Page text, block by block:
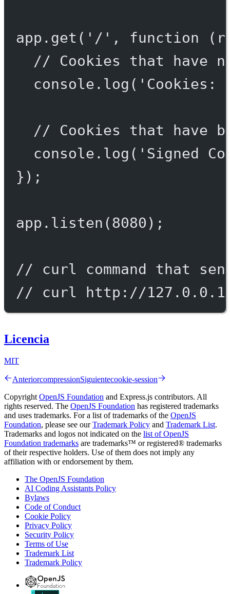
app. get ( '/' , function (
// Cookies that have
console. log ( 'Cookies:
// Cookies that have
console. log ( 'Signed
});
app. listen (8080 );
// curl command that
// curl http://
Licencia
MIT
AnteriorcompressionSiguientecookie-session
Copyright OpenJS Foundation and Express.js contributors. All
rights reserved. The OpenJS Foundation has registered trademarks
and uses trademarks. For a list of trademarks of the OpenJS
Foundation, please see ourTrademark Policy and Trademark List.
Trademarks and logos not indicated on the list of OpenJS
Foundation trademarks are trademarks™ or registered® trademarks
of their respective holders. Use of them does not imply any
affiliation with or endorsement by them.
The OpenJS Foundation
AI Coding Assistants Policy
Bylaws
Code of Conduct
Cookie Policy
Privacy Policy
Security Policy
Terms of Use
Trademark List
Trademark Policy